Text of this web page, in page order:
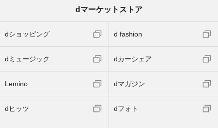
dマーケットストア
dショッピング d fashion
dミュージック dカーシェア
Lemino dマガジン
dヒッツ dフォト